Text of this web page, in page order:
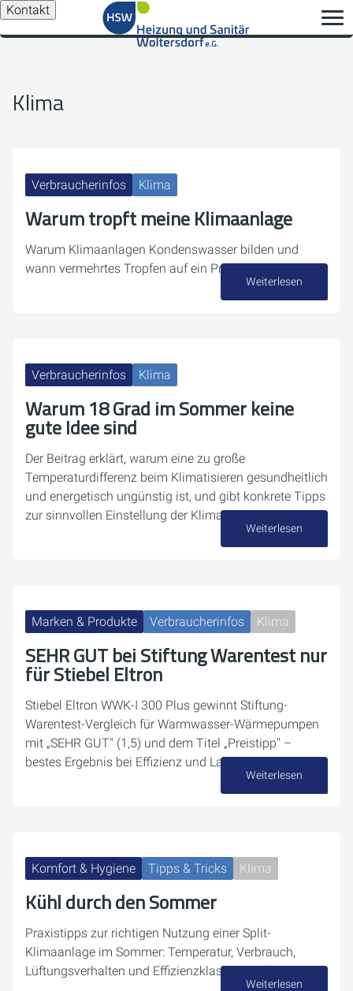
Kontakt
Klima
Verbraucherinfos Klima
Warum tropft meine Klimaanlage
Warum Klimaanlagen Kondenswasser bilden und
wann vermehrtes Tropfen auf ein Problem hindeutet.
Weiterlesen
Verbraucherinfos Klima
Warum 18 Grad im Sommer keine
gute Idee sind
Der Beitrag erklärt, warum eine zu große
Temperaturdifferenz beim Klimatisieren gesundheitlich
und energetisch ungünstig ist, und gibt konkrete Tipps
zur sinnvollen Einstellung der Klimaanlage.
Weiterlesen
Marken & Produkte Verbraucherinfos Klima
SEHR GUT bei Stiftung Warentest nur
für Stiebel Eltron
Stiebel Eltron WWK-I 300 Plus gewinnt Stiftung-
Warentest-Vergleich für Warmwasser-Wärmepumpen
mit „SEHR GUT" (1,5) und dem Titel „Preistipp" –
bestes Ergebnis bei Effizienz und Lautstärke.
Weiterlesen
Komfort & Hygiene Tipps & Tricks Klima
Kühl durch den Sommer
Praxistipps zur richtigen Nutzung einer Split-
Klimaanlage im Sommer: Temperatur, Verbrauch,
Lüftungsverhalten und Effizienzklassen einfach erklärt.
Weiterlesen